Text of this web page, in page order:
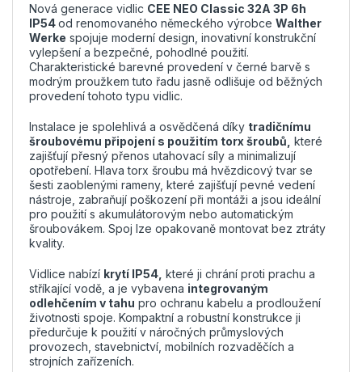
Nová generace vidlic CEE NEO Classic 32A 3P 6h
IP54od renomovaného německého výrobce Walther
Werke spojuje moderní design, inovativní konstrukční
vylepšení a bezpečné, pohodlné použití.
Charakteristické barevné provedení v černé barvě s
modrým proužkem tuto řadu jasně odlišuje od běžných
provedení tohoto typu vidlic.
Instalace je spolehlivá a osvědčená díky tradičnímu
šroubovému připojení s použitím torx šroubů, které
zajišťují přesný přenos utahovací síly a minimalizují
opotřebení. Hlava torx šroubu má hvězdicový tvar se
šesti zaoblenými rameny, které zajišťují pevné vedení
nástroje, zabraňují poškození při montáži a jsou ideální
pro použití s akumulátorovým nebo automatickým
šroubovákem. Spoj lze opakovaně montovat bez ztráty
kvality.
Vidlice nabízí krytí IP54, které ji chrání proti prachu a
stříkající vodě, a je vybavena integrovaným
odlehčením v tahu pro ochranu kabelu a prodloužení
životnosti spoje. Kompaktní a robustní konstrukce ji
předurčuje k použití v náročných průmyslových
provozech, stavebnictví, mobilních rozvaděčích a
strojních zařízeních.